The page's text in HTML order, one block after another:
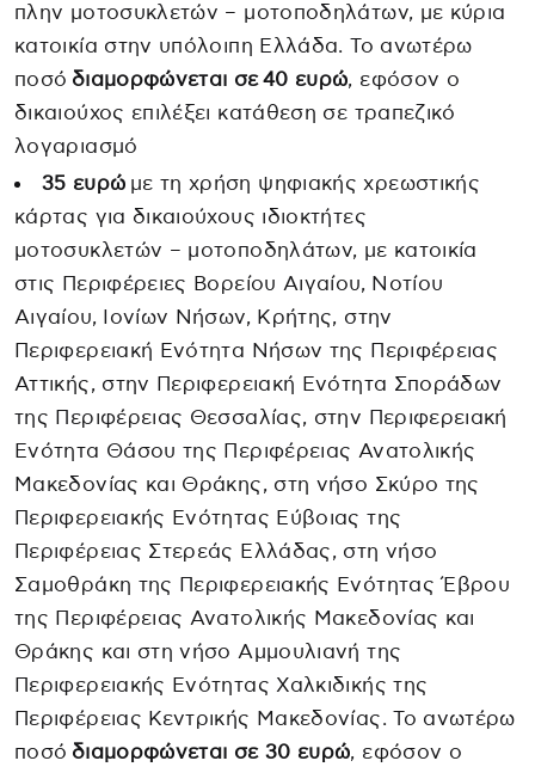
πλην μοτοσυκλετών – μοτοποδηλάτων, με κύρια
κατοικία στην υπόλοιπη Ελλάδα. Το ανωτέρω
ποσό διαμορφώνεται σε 40 ευρώ, εφόσον ο
δικαιούχος επιλέξει κατάθεση σε τραπεζικό
λογαριασμό
35 ευρώ με τη χρήση ψηφιακής χρεωστικής
κάρτας για δικαιούχους ιδιοκτήτες
μοτοσυκλετών – μοτοποδηλάτων, με κατοικία
στις Περιφέρειες Βορείου Αιγαίου, Νοτίου
Αιγαίου, Ιονίων Νήσων, Κρήτης, στην
Περιφερειακή Ενότητα Νήσων της Περιφέρειας
Αττικής, στην Περιφερειακή Ενότητα Σποράδων
της Περιφέρειας Θεσσαλίας, στην Περιφερειακή
Ενότητα Θάσου της Περιφέρειας Ανατολικής
Μακεδονίας και Θράκης, στη νήσο Σκύρο της
Περιφερειακής Ενότητας Εύβοιας της
Περιφέρειας Στερεάς Ελλάδας, στη νήσο
Σαμοθράκη της Περιφερειακής Ενότητας Έβρου
της Περιφέρειας Ανατολικής Μακεδονίας και
Θράκης και στη νήσο Αμμουλιανή της
Περιφερειακής Ενότητας Χαλκιδικής της
Περιφέρειας Κεντρικής Μακεδονίας. Το ανωτέρω
ποσό διαμορφώνεται σε 30 ευρώ, εφόσον ο